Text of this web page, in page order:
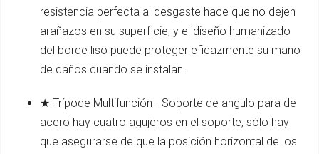
resistencia perfecta al desgaste hace que no dejen
arañazos en su superficie, y el diseño humanizado
del borde liso puede proteger eficazmente su mano
de daños cuando se instalan.
★ Trípode Multifunción - Soporte de angulo para de
acero hay cuatro agujeros en el soporte, sólo hay
que asegurarse de que la posición horizontal de los